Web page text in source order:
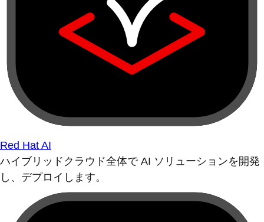
Red Hat AI
ハイブリッドクラウド全体で AI ソリューションを開発
し、デプロイします。